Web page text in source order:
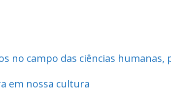
no campo das ciências humanas,
em nossa cultura